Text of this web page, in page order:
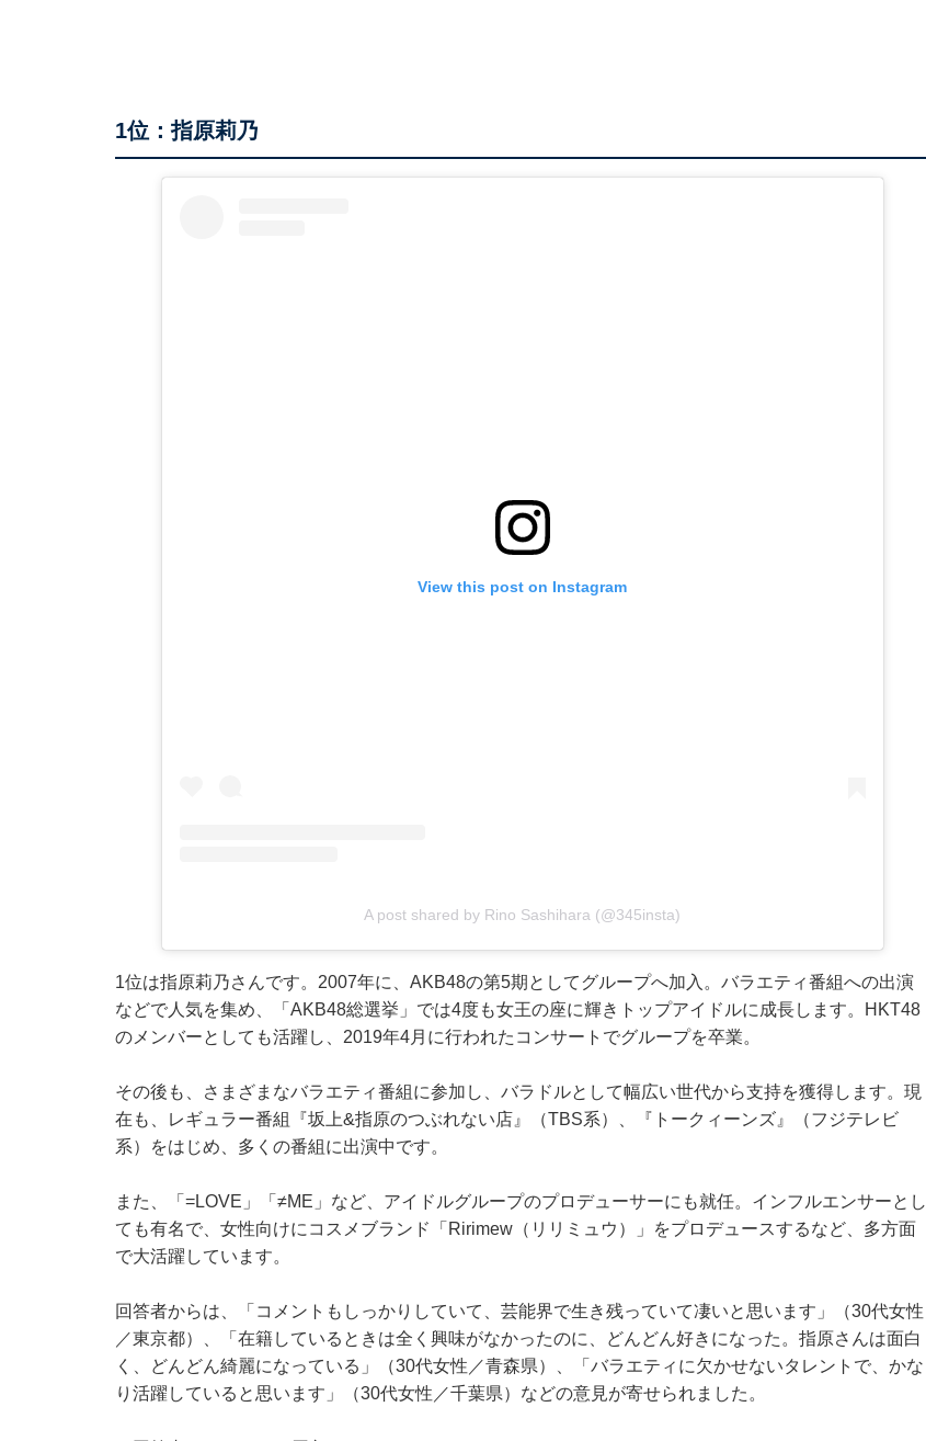
1位：指原莉乃
View this post on Instagram
A post shared by Rino Sashihara (@345insta)
1位は指原莉乃さんです。2007年に、AKB48の第5期としてグループへ加入。バラエティ番組への出演
などで人気を集め、「AKB48総選挙」では4度も女王の座に輝きトップアイドルに成長します。HKT48
のメンバーとしても活躍し、2019年4月に行われたコンサートでグループを卒業。
その後も、さまざまなバラエティ番組に参加し、バラドルとして幅広い世代から支持を獲得します。現
在も、レギュラー番組『坂上&指原のつぶれない店』（TBS系）、『トークィーンズ』（フジテレビ
系）をはじめ、多くの番組に出演中です。
また、「=LOVE」「≠ME」など、アイドルグループのプロデューサーにも就任。インフルエンサーとし
ても有名で、女性向けにコスメブランド「Ririmew（リリミュウ）」をプロデュースするなど、多方面
で大活躍しています。
回答者からは、「コメントもしっかりしていて、芸能界で生き残っていて凄いと思います」（30代女性
／東京都）、「在籍しているときは全く興味がなかったのに、どんどん好きになった。指原さんは面白
く、どんどん綺麗になっている」（30代女性／青森県）、「バラエティに欠かせないタレントで、かな
り活躍していると思います」（30代女性／千葉県）などの意見が寄せられました。